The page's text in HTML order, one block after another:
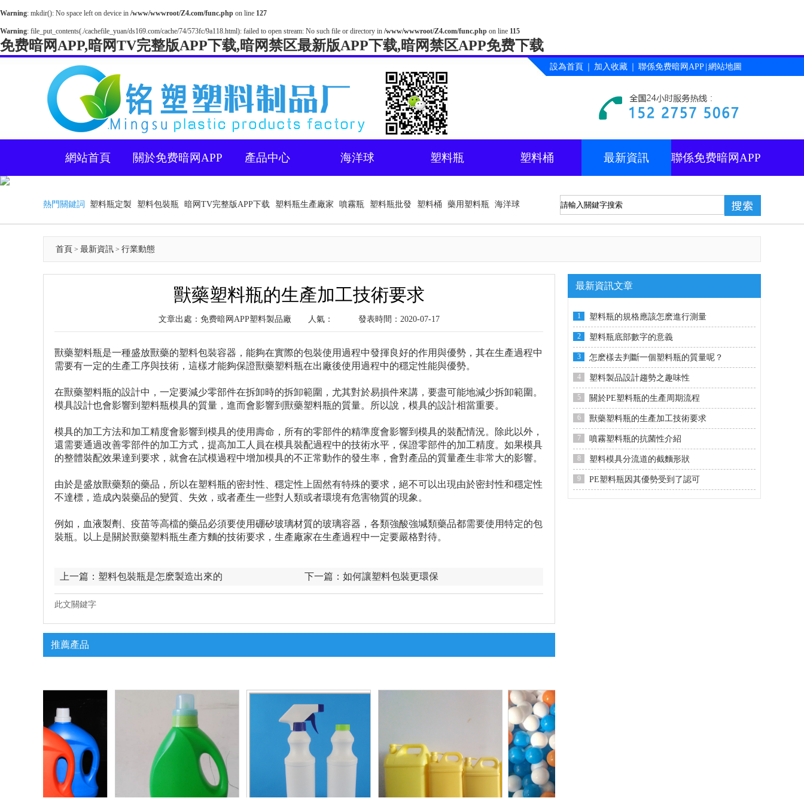
Warning: mkdir(): No space left on device in /www/wwwroot/Z4.com/func.php on line 127
Warning: file_put_contents(./cachefile_yuan/ds169.com/cache/74/573fc/9a118.html): failed to open stream: No such file or directory in /www/wwwroot/Z4.com/func.php on line 115
免费暗网APP,暗网TV完整版APP下载,暗网禁区最新版APP下载,暗网禁区APP免费下载
設為首頁 加入收藏 聯係免费暗网APP 網站地圖
網站首頁 關於免费暗网APP 產品中心 海洋球 塑料瓶 塑料桶 最新資訊 聯係免费暗网APP
熱門關鍵詞 塑料瓶定製 塑料包裝瓶 暗网TV完整版APP下载 塑料瓶生產廠家 噴霧瓶 塑料瓶批發 塑料桶 藥用塑料瓶 海洋球
首頁 > 最新資訊 > 行業動態
獸藥塑料瓶的生產加工技術要求
文章出處：免费暗网APP塑料製品廠 人氣： 發表時間：2020-07-17
獸藥塑料瓶是一種盛放獸藥的塑料包裝容器，能夠在實際的包裝使用過程中發揮良好的作用與優勢，其在生產過程中
需要有一定的生產工序與技術，這樣才能夠保證獸藥塑料瓶在出廠後使用過程中的穩定性能與優勢。
在獸藥塑料瓶的設計中，一定要減少零部件在拆卸時的拆卸範圍，尤其對於易損件來講，要盡可能地減少拆卸範圍。
模具設計也會影響到塑料瓶模具的質量，進而會影響到獸藥塑料瓶的質量。所以說，模具的設計相當重要。
模具的加工方法和加工精度會影響到模具的使用壽命，所有的零部件的精準度會影響到模具的裝配情況。除此以外，
還需要通過改善零部件的加工方式，提高加工人員在模具裝配過程中的技術水平，保證零部件的加工精度。如果模具
的整體裝配效果達到要求，就會在試模過程中增加模具的不正常動作的發生率，會對產品的質量產生非常大的影響。
由於是盛放獸藥類的藥品，所以在塑料瓶的密封性、穩定性上固然有特殊的要求，絕不可以出現由於密封性和穩定性
不達標，造成內裝藥品的變質、失效，或者產生一些對人類或者環境有危害物質的現象。
例如，血液製劑、疫苗等高檔的藥品必須要使用硼矽玻璃材質的玻璃容器，各類強酸強堿類藥品都需要使用特定的包
裝瓶。以上是關於獸藥塑料瓶生產方麵的技術要求，生產廠家在生產過程中一定要嚴格對待。
上一篇： 塑料包裝瓶是怎麽製造出來的 下一篇： 如何讓塑料包裝更環保
此文關鍵字
推薦產品
最新資訊文章
1 塑料瓶的規格應該怎麽進行測量
2 塑料瓶底部數字的意義
3 怎麽樣去判斷一個塑料瓶的質量呢？
4 塑料製品設計趨勢之趣味性
5 關於PE塑料瓶的生產周期流程
6 獸藥塑料瓶的生產加工技術要求
7 噴霧塑料瓶的抗菌性介紹
8 塑料模具分流道的截麵形狀
9 PE塑料瓶因其優勢受到了認可